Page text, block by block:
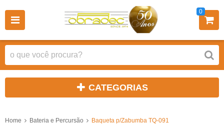
0
CATEGORIAS
Home Bateria e Percursão Baqueta p/Zabumba TQ-091